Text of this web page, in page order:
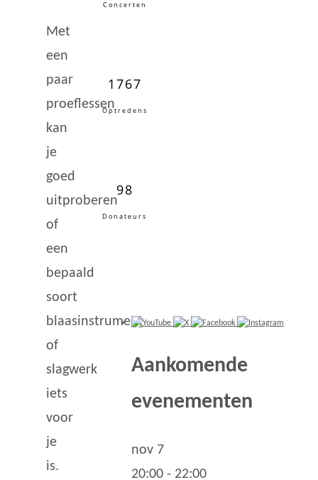
Met
een
paar
proeflessen
kan
je
goed
uitproberen
of
een
bepaald
soort
blaasinstrument
of
slagwerk
iets
voor
je
is.
Concerten
1767
Optredens
98
Donateurs
Aankomende
evenementen
nov 7
20:00 - 22:00